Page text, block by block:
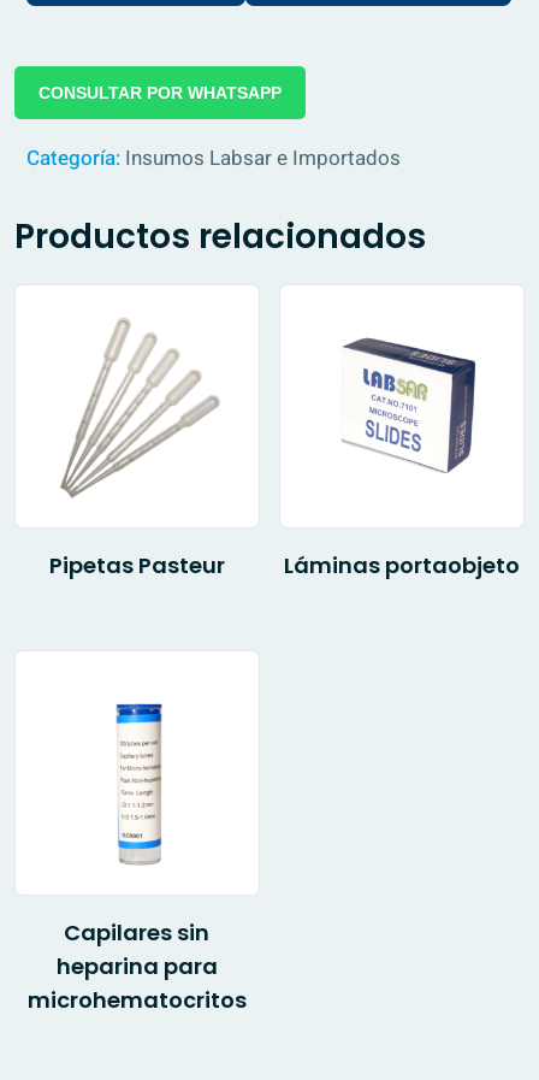
CONSULTAR POR WHATSAPP
Categoría: Insumos Labsar e Importados
Productos relacionados
Pipetas Pasteur Láminas portaobjeto
Capilares sin
heparina para
microhematocritos